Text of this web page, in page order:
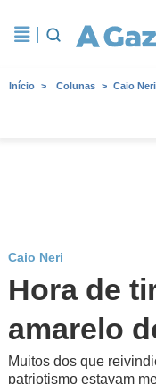
Início Colunas Caio Neri
Caio Neri
Hora de
amarelo
Muitos dos que
patriotismo estavam